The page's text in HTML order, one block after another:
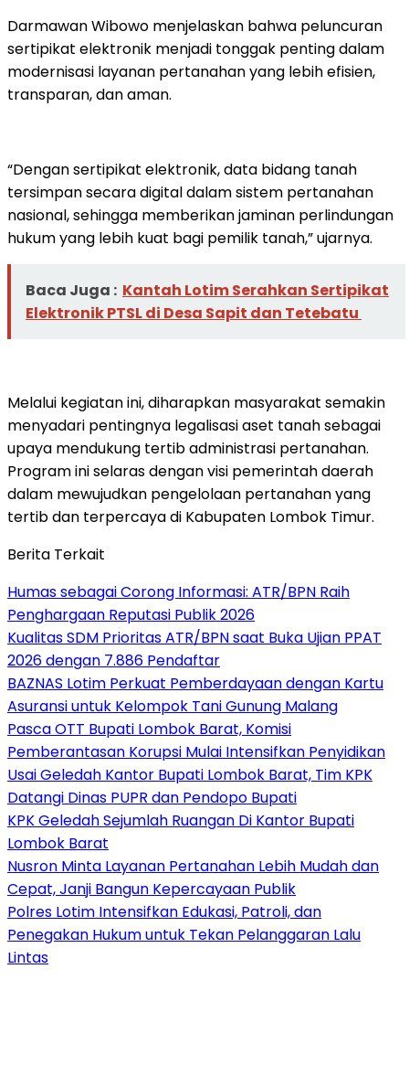
Darmawan Wibowo menjelaskan bahwa peluncuran
sertipikat elektronik menjadi tonggak penting dalam
modernisasi layanan pertanahan yang lebih efisien,
transparan, dan aman.
“Dengan sertipikat elektronik, data bidang tanah
tersimpan secara digital dalam sistem pertanahan
nasional, sehingga memberikan jaminan perlindungan
hukum yang lebih kuat bagi pemilik tanah,” ujarnya.
Baca Juga : Kantah Lotim Serahkan Sertipikat
Elektronik PTSL di Desa Sapit dan Tetebatu
Melalui kegiatan ini, diharapkan masyarakat semakin
menyadari pentingnya legalisasi aset tanah sebagai
upaya mendukung tertib administrasi pertanahan.
Program ini selaras dengan visi pemerintah daerah
dalam mewujudkan pengelolaan pertanahan yang
tertib dan terpercaya di Kabupaten Lombok Timur.
Berita Terkait
Humas sebagai Corong Informasi: ATR/BPN Raih
Penghargaan Reputasi Publik 2026
Kualitas SDM Prioritas ATR/BPN saat Buka Ujian PPAT
2026 dengan 7.886 Pendaftar
BAZNAS Lotim Perkuat Pemberdayaan dengan Kartu
Asuransi untuk Kelompok Tani Gunung Malang
Pasca OTT Bupati Lombok Barat, Komisi
Pemberantasan Korupsi Mulai Intensifkan Penyidikan
Usai Geledah Kantor Bupati Lombok Barat, Tim KPK
Datangi Dinas PUPR dan Pendopo Bupati
KPK Geledah Sejumlah Ruangan Di Kantor Bupati
Lombok Barat
Nusron Minta Layanan Pertanahan Lebih Mudah dan
Cepat, Janji Bangun Kepercayaan Publik
Polres Lotim Intensifkan Edukasi, Patroli, dan
Penegakan Hukum untuk Tekan Pelanggaran Lalu
Lintas